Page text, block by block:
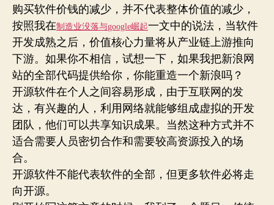
购买软件价钱的减少，并不代表整体价值的减少，
按照我在制造业没落与google崛起一文中的说法，当软件
开发成熟之后，价值核心力量将从产业链上游推向
下游。如果你不相信，试想一下，如果我把新浪网
站的全部代码提供给你，你能重造一个新浪吗？
开源软件在个人之间容易形成，由于互联网的发
达，有兴趣的人，利用网络就能够组成虚拟的开发
团队，他们可以共享知识成果。当然这种方式并不
适合需要人员密切合作和需要较高资源投入的场
合。
开源软件不能代表软件的全部，但更多软件必将走
向开源。